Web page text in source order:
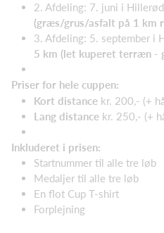
2. Afdeling: 7. juni i
(græs/grus/asfalt på 1 km
3. Afdeling: 5. september i
5 km (let kuperet terræn -
Priser for hele cuppen:
Kort distance kr. 200,- (+
Lang distance kr. 250,- (+
Inkluderet i prisen:
Startnummer til alle tre løb
Medaljer til alle tre løb
En flot Cup T-shirt
Forplejning